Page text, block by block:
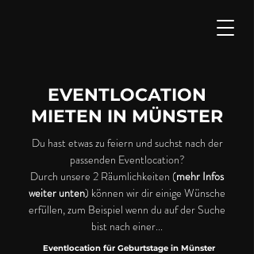
EVENTLOCATION
MIETEN IN MÜNSTER
Du hast etwas zu feiern und suchst nach der
passenden Eventlocation?
Durch unsere 2 Räumlichkeiten (mehr Infos
weiter unten) können wir dir einige Wünsche
erfüllen, zum Beispiel wenn du auf der Suche
bist nach einer...
Eventlocation für Geburtstage in Münster